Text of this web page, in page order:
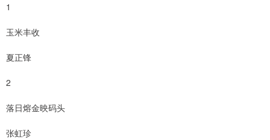
1
玉米丰收
夏正锋
2
落日熔金映码头
张虹珍